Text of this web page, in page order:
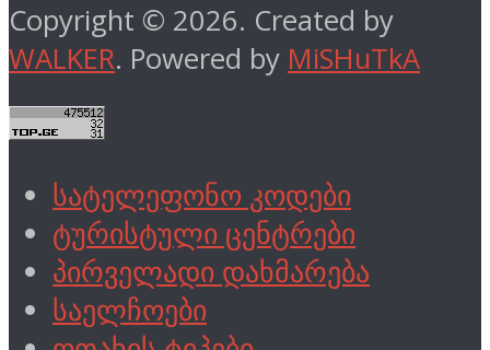
Copyright © 2026. Created by
WALKER. Powered by MiSHuTkA
სატელეფონო კოდები
ტურისტული ცენტრები
პირველადი დახმარება
საელჩოები